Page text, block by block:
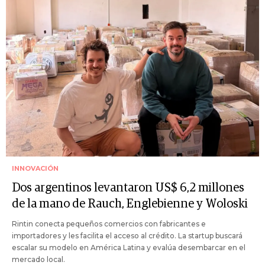
INNOVACIÓN
Dos argentinos levantaron US$ 6,2 millones
de la mano de Rauch, Englebienne y Woloski
Rintin conecta pequeños comercios con fabricantes e
importadores y les facilita el acceso al crédito. La startup buscará
escalar su modelo en América Latina y evalúa desembarcar en el
mercado local.